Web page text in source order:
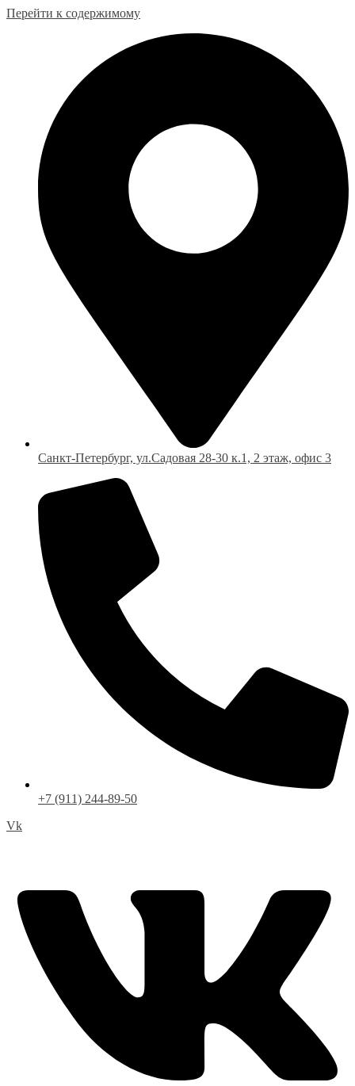
Перейти к содержимому
Санкт-Петербург, ул.Садовая 28-30 к.1, 2 этаж, офис 3
+7 (911) 244-89-50
Vk